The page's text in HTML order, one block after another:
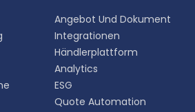
Angebot Und Dokument
Integrationen
Händlerplattform
Analytics
ESG
Quote Automation